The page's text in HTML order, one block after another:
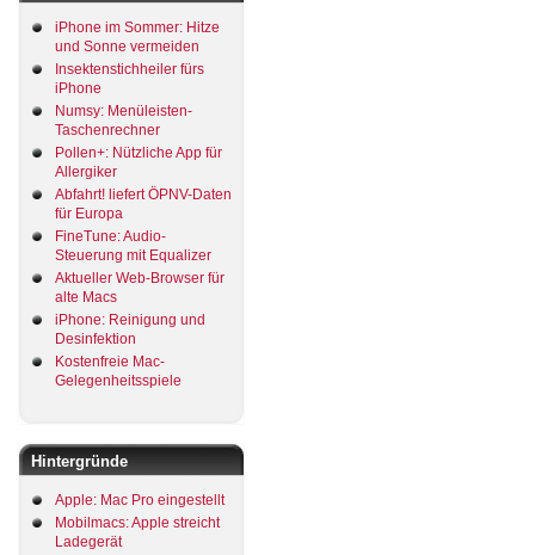
iPhone im Sommer: Hitze
und Sonne vermeiden
Insektenstichheiler fürs
iPhone
Numsy: Menüleisten-
Taschenrechner
Pollen+: Nützliche App für
Allergiker
Abfahrt! liefert ÖPNV-Daten
für Europa
FineTune: Audio-
Steuerung mit Equalizer
Aktueller Web-Browser für
alte Macs
iPhone: Reinigung und
Desinfektion
Kostenfreie Mac-
Gelegenheitsspiele
Hintergründe
Apple: Mac Pro eingestellt
Mobilmacs: Apple streicht
Ladegerät